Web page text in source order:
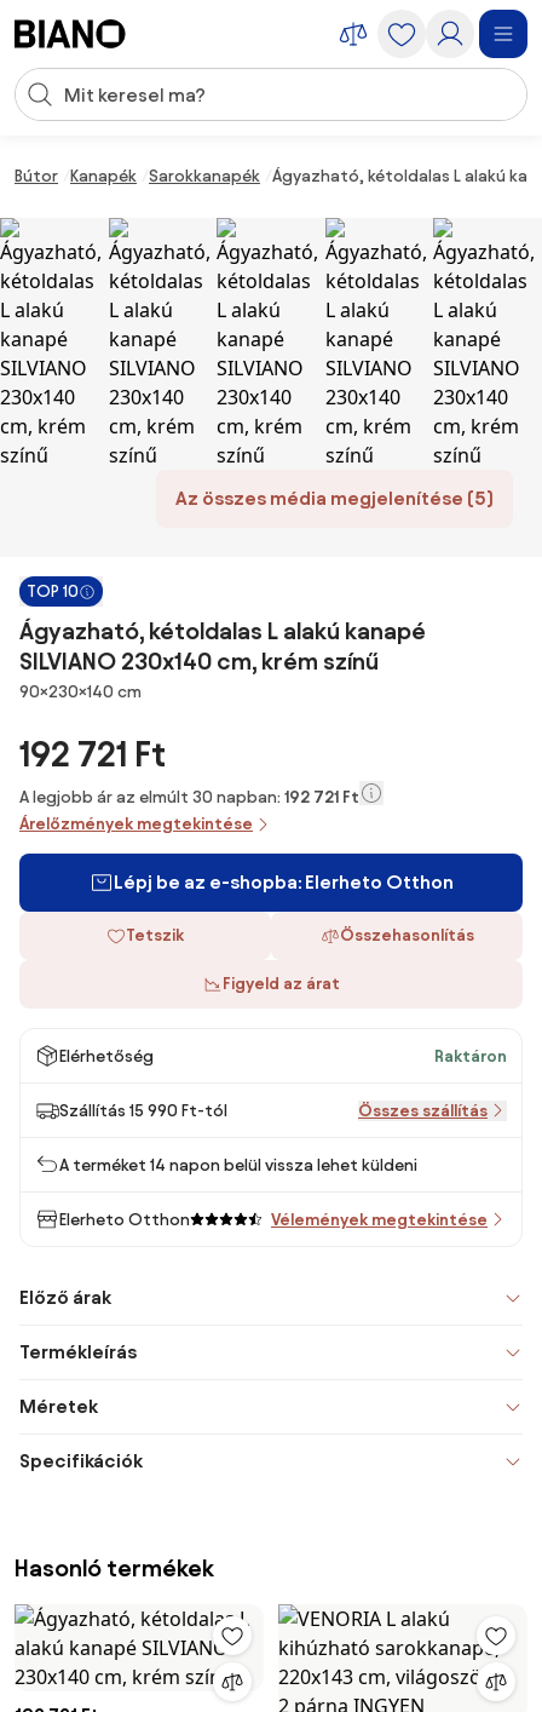
Keresési bevitel
Bútor Kanapék Sarokkanapék Ágyazható, kétoldalas L alakú
Az összes média megjelenítése (5)
TOP 10
Ágyazható, kétoldalas L alakú kanapé
SILVIANO 230x140 cm, krém színű
Méretek
90×230×140 cm
192 721 Ft
A legjobb ár az elmúlt 30 napban: 192 721 Ft
Árelőzmények megtekintése
Lépj be az e-shopba: Elerheto Otthon
Tetszik Összehasonlítás
Figyeld az árat
Elérhetőség Raktáron
Szállítás 15 990 Ft-tól Összes szállítás
A terméket 14 napon belül vissza lehet küldeni
Elerheto Otthon Vélemények megtekintése
Előző árak
Termékleírás
Méretek
Specifikációk
Hasonló termékek